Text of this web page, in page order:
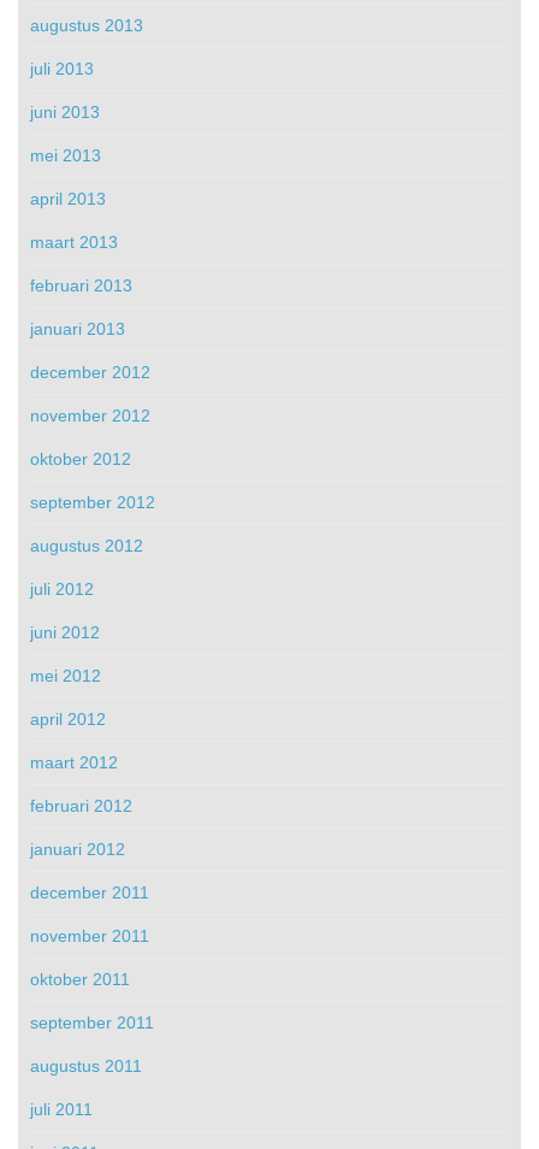
augustus 2013
juli 2013
juni 2013
mei 2013
april 2013
maart 2013
februari 2013
januari 2013
december 2012
november 2012
oktober 2012
september 2012
augustus 2012
juli 2012
juni 2012
mei 2012
april 2012
maart 2012
februari 2012
januari 2012
december 2011
november 2011
oktober 2011
september 2011
augustus 2011
juli 2011